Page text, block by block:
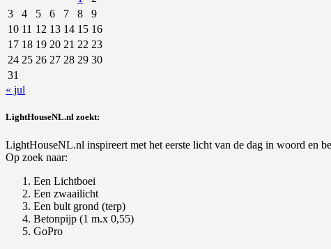
3
4 5 6 7 8
9
10 11 12 13 14 15 16
17 18 19 20 21 22 23
24 25 26 27 28 29 30
31
« jul
LightHouseNL.nl zoekt:
LightHouseNL.nl inspireert met het eerste licht van de dag in woord en
Op zoek naar:
Een Lichtboei
Een zwaailicht
Een bult grond (terp)
Betonpijp (1 m.x 0,55)
GoPro